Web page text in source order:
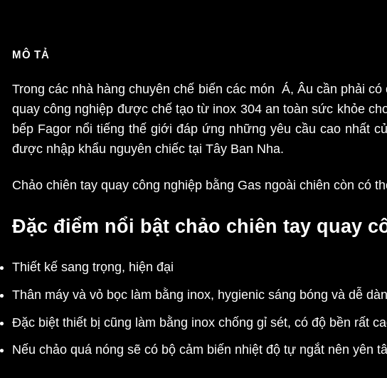
MÔ TẢ
Trong các nhà hàng chuyên chế biến các món Á, Âu cần phải có
quay công nghiệp được chế tạo từ inox 304 an toàn sức khỏe
bếp Fagor nổi tiếng thế giới đáp ứng những yêu cầu cao nhất
được nhập khẩu nguyên chiếc tại Tây Ban Nha.
Chảo chiên tay quay công nghiệp bằng Gas ngoài chiên còn có
Đặc điểm nổi bật chảo chiên tay quay
Thiết kế sang trọng, hiện đại
Thân máy và vỏ bọc làm bằng inox, hygienic sáng bóng và dễ
Đặc biệt thiết bị cũng làm bằng inox chống gỉ sét, có độ bền rất
Nếu chảo quá nóng sẽ có bộ cảm biến nhiệt độ tự ngắt nên yên